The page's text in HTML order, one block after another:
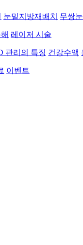
눈밑지방재배치 무쌍
레이저 시술
관리의 특징 건강수액
이벤트